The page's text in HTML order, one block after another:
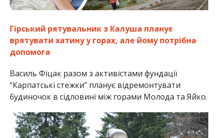
Гірський рятувальник з Калуша планує
врятувати хатину у горах, але йому потрібна
допомога
Василь Фіцак разом з активістами фундації
“Карпатські стежки” планує відремонтувати
будиночок в сідловині між горами Молода та Яйко.